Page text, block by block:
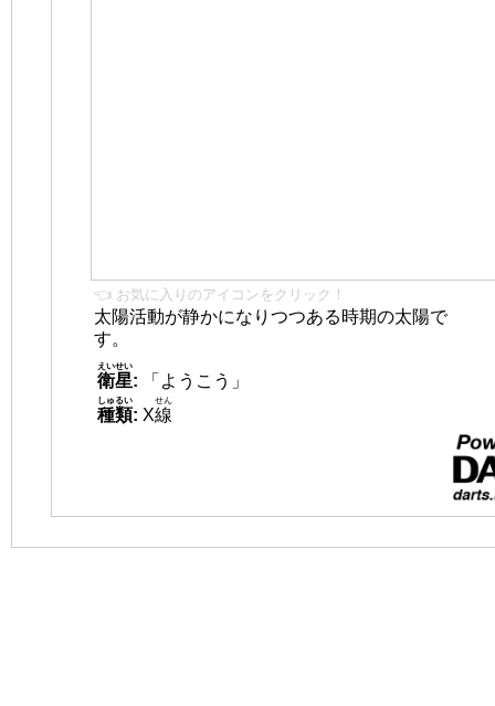
👈 お気に入りのアイコンをクリック！
太陽活動が静かになりつつある時期の太陽で
す。
衛星
えいせい
:
「ようこう」
種類
しゅるい
: X線
せん